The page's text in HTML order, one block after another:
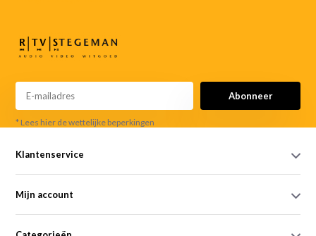
Abonneer
* Lees hier de wettelijke beperkingen
Klantenservice
Mijn account